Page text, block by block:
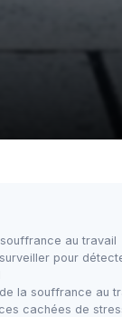
au travail
pour
la souffrance au
cachées de